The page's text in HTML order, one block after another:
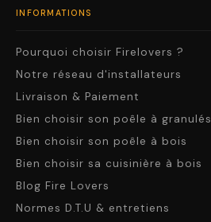
INFORMATIONS
Pourquoi choisir Firelovers ?
Notre réseau d'installateurs
Livraison & Paiement
Bien choisir son poêle à granulés
Bien choisir son poêle à bois
Bien choisir sa cuisinière à bois
Blog Fire Lovers
Normes D.T.U & entretiens